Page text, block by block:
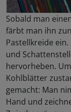
Sobald man
färbt man ihn
Pastellkreide
und
hervorheben.
Kohlblätter
gemacht: Man
Hand und